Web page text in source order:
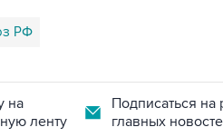
РФ
на
ленту
Подписаться на
главных